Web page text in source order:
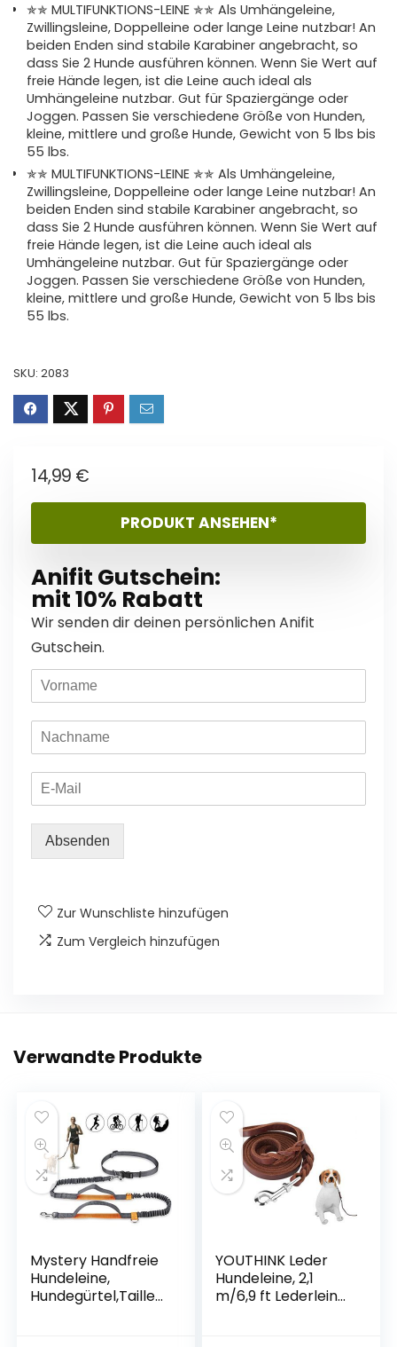
✯✯ MULTIFUNKTIONS-LEINE ✯✯ Als Umhängeleine,
Zwillingsleine, Doppelleine oder lange Leine nutzbar! An
beiden Enden sind stabile Karabiner angebracht, so
dass Sie 2 Hunde ausführen können. Wenn Sie Wert auf
freie Hände legen, ist die Leine auch ideal als
Umhängeleine nutzbar. Gut für Spaziergänge oder
Joggen. Passen Sie verschiedene Größe von Hunden,
kleine, mittlere und große Hunde, Gewicht von 5 lbs bis
55 lbs.
✯✯ MULTIFUNKTIONS-LEINE ✯✯ Als Umhängeleine,
Zwillingsleine, Doppelleine oder lange Leine nutzbar! An
beiden Enden sind stabile Karabiner angebracht, so
dass Sie 2 Hunde ausführen können. Wenn Sie Wert auf
freie Hände legen, ist die Leine auch ideal als
Umhängeleine nutzbar. Gut für Spaziergänge oder
Joggen. Passen Sie verschiedene Größe von Hunden,
kleine, mittlere und große Hunde, Gewicht von 5 lbs bis
55 lbs.
SKU: 2083
14,99 €
PRODUKT ANSEHEN*
Anifit Gutschein:
mit 10% Rabatt
Wir senden dir deinen persönlichen Anifit
Gutschein.
Absenden
Zur Wunschliste hinzufügen
Zum Vergleich hinzufügen
Verwandte Produkte
Mystery Handfreie
Hundeleine,
Hundegürtel,Taillen
YOUTHINK Leder
Hundeleine, 2,1
m/6,9 ft Lederleine